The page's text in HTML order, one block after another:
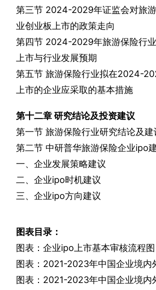
第三节 2024-2029年证监会对旅
业创业板上市的政策走向
第四节 2024-2029年旅游保险行
上市与行业发展预期
第五节 旅游保险行业拟在2024-
上市的企业应采取的基本措施
第十二章研究结论及投资建议
第一节 旅游保险行业研究结论及建
第二节 中研普华旅游保险企业ipo
一、企业发展策略建议
二、企业ipo时机建议
三、企业ipo方向建议
图表目录：
图表：企业ipo 上市基本审核流程图
图表： 2021-2023年中国企业境内
图表： 2021-2023年中国企业境内